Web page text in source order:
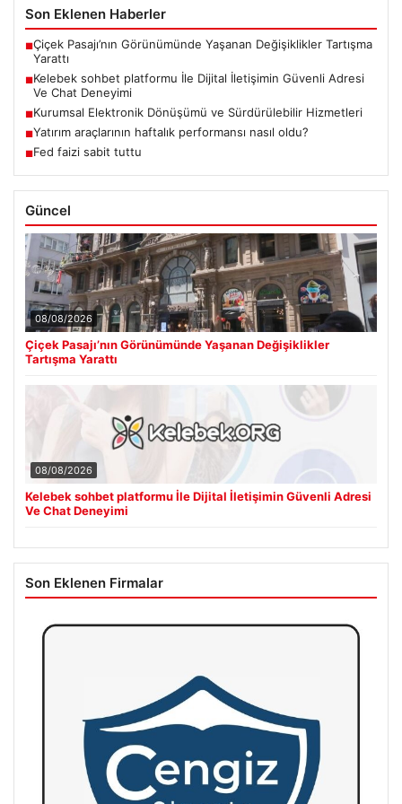
Son Eklenen Haberler
■Çiçek Pasajı’nın Görünümünde Yaşanan Değişiklikler Tartışma
Yarattı
■Kelebek sohbet platformu İle Dijital İletişimin Güvenli Adresi
Ve Chat Deneyimi
■Kurumsal Elektronik Dönüşümü ve Sürdürülebilir Hizmetleri
■Yatırım araçlarının haftalık performansı nasıl oldu?
■Fed faizi sabit tuttu
Güncel
08/08/2026
Çiçek Pasajı’nın Görünümünde Yaşanan Değişiklikler
Tartışma Yarattı
08/08/2026
Kelebek sohbet platformu İle Dijital İletişimin Güvenli Adresi
Ve Chat Deneyimi
Son Eklenen Firmalar